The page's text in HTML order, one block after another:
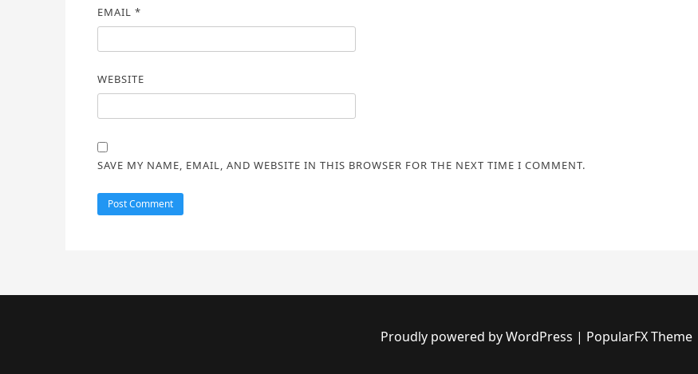
EMAIL *
WEBSITE
SAVE MY NAME, EMAIL, AND WEBSITE IN THIS BROWSER FOR THE NEXT TIME I COMMENT.
Proudly powered by WordPress | PopularFX Theme